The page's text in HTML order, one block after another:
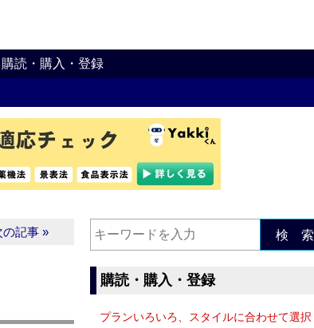
購読・購入・登録
の記事 » 検 索
購読・購入・登録
プランいろいろ、スタイルに合わせて選択